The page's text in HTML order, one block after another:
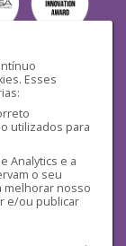
Esses
utilizados para
Analytics e a
o seu
melhorar nosso
e/ou publicar
.